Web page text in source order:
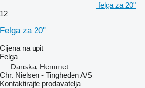
felga za 20"
12
Felga za 20"
Cijena na upit
Felga
Danska, Hemmet
Chr. Nielsen - Tingheden A/S
Kontaktirajte prodavatelja